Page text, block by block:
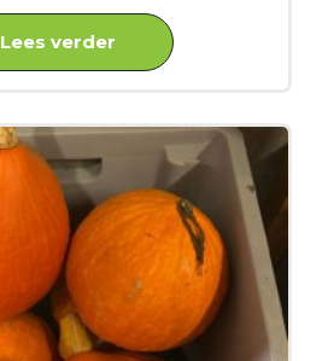
Lees verder